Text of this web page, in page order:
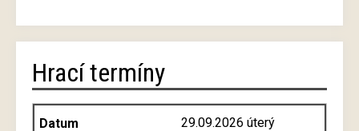
Hrací termíny
29.09.2026 úterý